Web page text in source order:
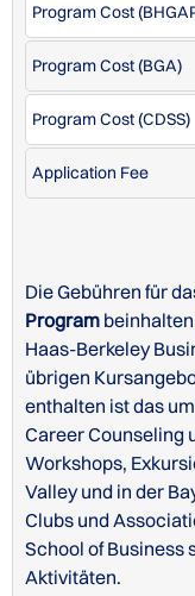
Program Cost
Program Cost (BGA)
Program Cost (CDSS)
Application Fee
Die Gebühren für
Program
Haas-Berkeley
übrigen
enthalten ist das
Career Counseling
Workshops,
Valley und in der
Clubs und
School of Business
Aktivitäten.